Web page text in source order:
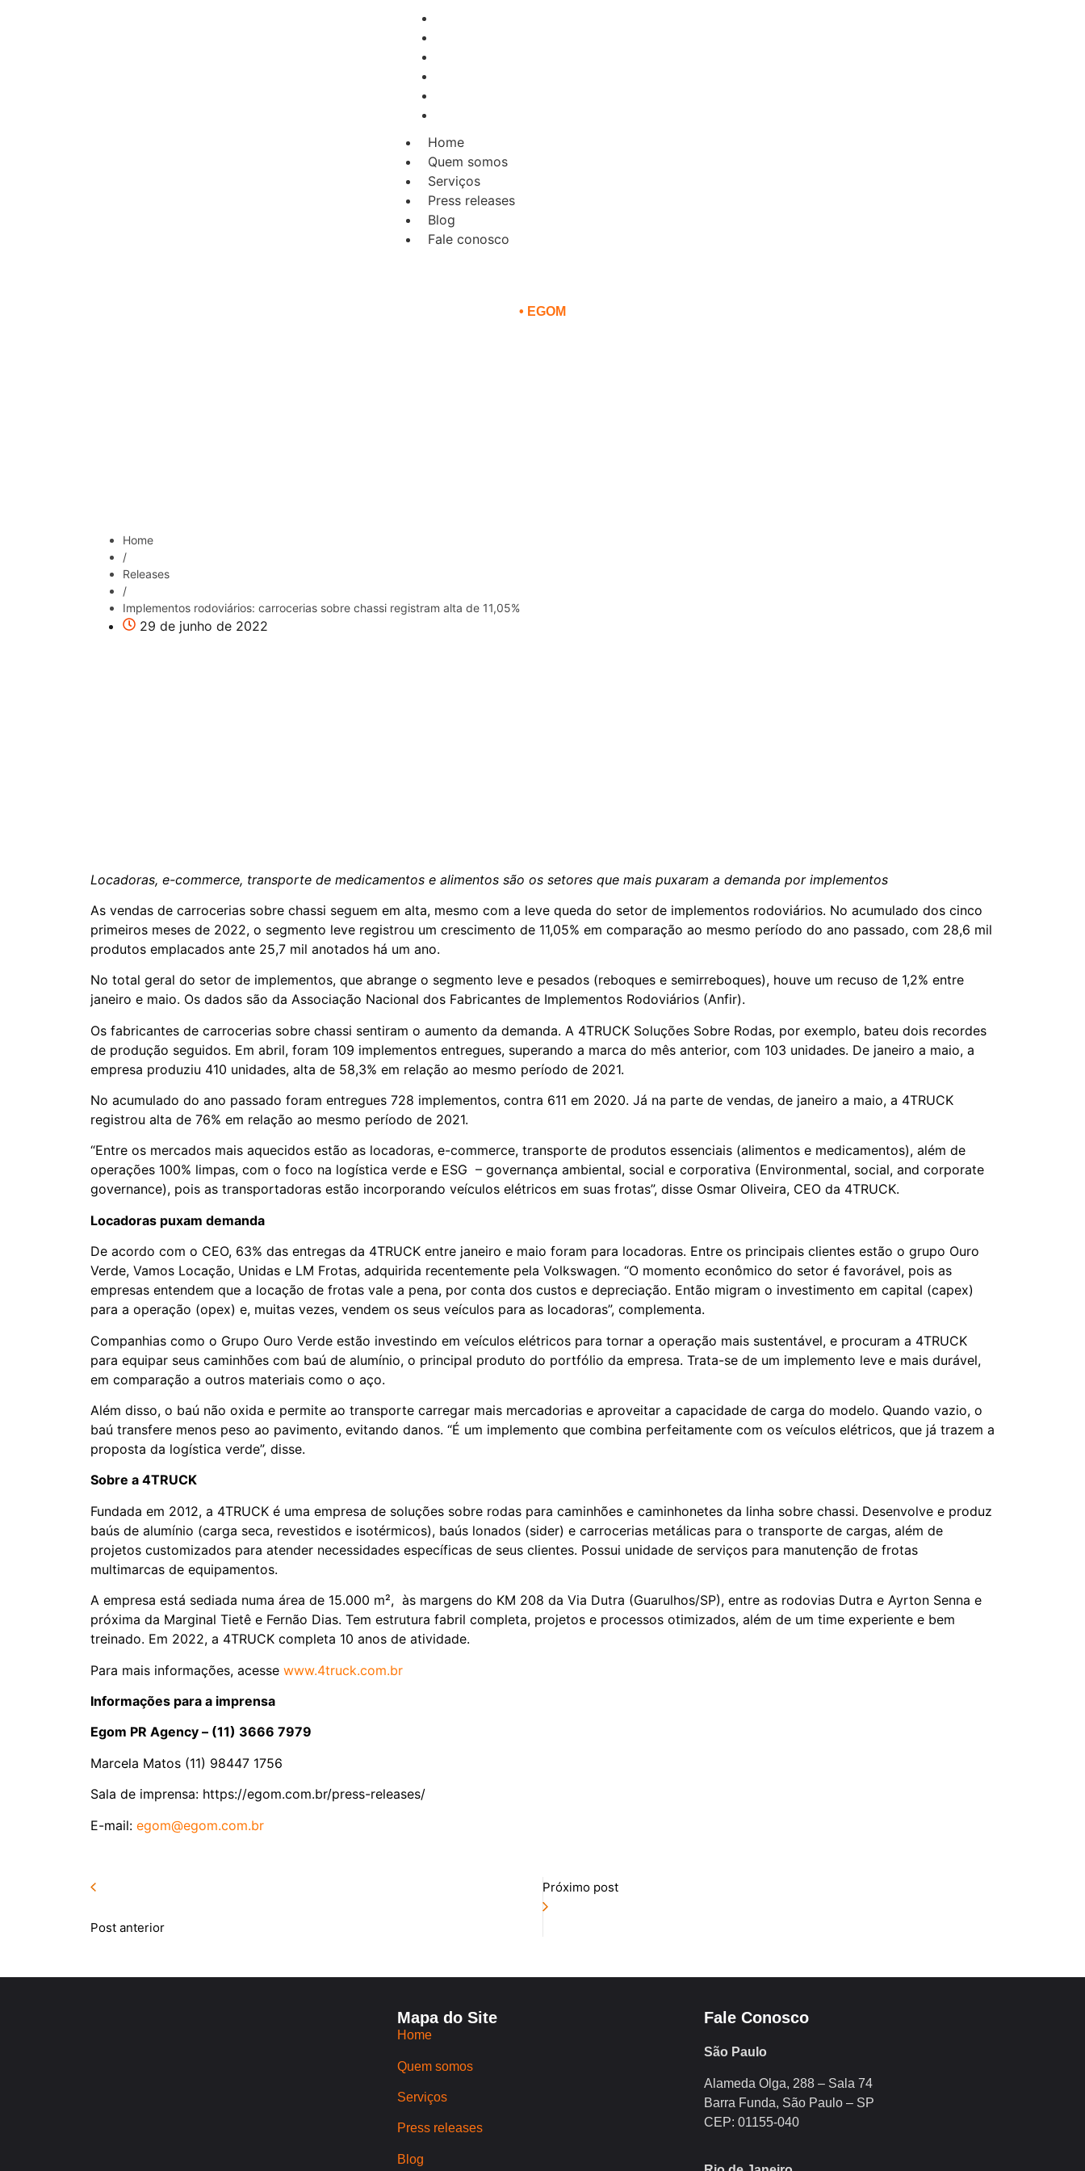
Home
Quem somos
Serviços
Press releases
Blog
Fale conosco
• EGOM
Home
/
Releases
/
Implementos rodoviários: carrocerias sobre chassi registram alta de 11,05%
29 de junho de 2022
Locadoras, e-commerce, transporte de medicamentos e alimentos são os setores que mais puxaram a demanda por implementos
As vendas de carrocerias sobre chassi seguem em alta, mesmo com a leve queda do setor de implementos rodoviários. No acumulado dos cinco
primeiros meses de 2022, o segmento leve registrou um crescimento de 11,05% em comparação ao mesmo período do ano passado, com 28,6 mil
produtos emplacados ante 25,7 mil anotados há um ano.
No total geral do setor de implementos, que abrange o segmento leve e pesados (reboques e semirreboques), houve um recuso de 1,2% entre
janeiro e maio. Os dados são da Associação Nacional dos Fabricantes de Implementos Rodoviários (Anfir).
Os fabricantes de carrocerias sobre chassi sentiram o aumento da demanda. A 4TRUCK Soluções Sobre Rodas, por exemplo, bateu dois recordes
de produção seguidos. Em abril, foram 109 implementos entregues, superando a marca do mês anterior, com 103 unidades. De janeiro a maio, a
empresa produziu 410 unidades, alta de 58,3% em relação ao mesmo período de 2021.
No acumulado do ano passado foram entregues 728 implementos, contra 611 em 2020. Já na parte de vendas, de janeiro a maio, a 4TRUCK
registrou alta de 76% em relação ao mesmo período de 2021.
“Entre os mercados mais aquecidos estão as locadoras, e-commerce, transporte de produtos essenciais (alimentos e medicamentos), além de
operações 100% limpas, com o foco na logística verde e ESG – governança ambiental, social e corporativa (Environmental, social, and corporate
governance), pois as transportadoras estão incorporando veículos elétricos em suas frotas”, disse Osmar Oliveira, CEO da 4TRUCK.
Locadoras puxam demanda
De acordo com o CEO, 63% das entregas da 4TRUCK entre janeiro e maio foram para locadoras. Entre os principais clientes estão o grupo Ouro
Verde, Vamos Locação, Unidas e LM Frotas, adquirida recentemente pela Volkswagen. “O momento econômico do setor é favorável, pois as
empresas entendem que a locação de frotas vale a pena, por conta dos custos e depreciação. Então migram o investimento em capital (capex)
para a operação (opex) e, muitas vezes, vendem os seus veículos para as locadoras”, complementa.
Companhias como o Grupo Ouro Verde estão investindo em veículos elétricos para tornar a operação mais sustentável, e procuram a 4TRUCK
para equipar seus caminhões com baú de alumínio, o principal produto do portfólio da empresa. Trata-se de um implemento leve e mais durável,
em comparação a outros materiais como o aço.
Além disso, o baú não oxida e permite ao transporte carregar mais mercadorias e aproveitar a capacidade de carga do modelo. Quando vazio, o
baú transfere menos peso ao pavimento, evitando danos. “É um implemento que combina perfeitamente com os veículos elétricos, que já trazem a
proposta da logística verde”, disse.
Sobre a 4TRUCK
Fundada em 2012, a 4TRUCK é uma empresa de soluções sobre rodas para caminhões e caminhonetes da linha sobre chassi. Desenvolve e produz
baús de alumínio (carga seca, revestidos e isotérmicos), baús lonados (sider) e carrocerias metálicas para o transporte de cargas, além de
projetos customizados para atender necessidades específicas de seus clientes. Possui unidade de serviços para manutenção de frotas
multimarcas de equipamentos.
A empresa está sediada numa área de 15.000 m², às margens do KM 208 da Via Dutra (Guarulhos/SP), entre as rodovias Dutra e Ayrton Senna e
próxima da Marginal Tietê e Fernão Dias. Tem estrutura fabril completa, projetos e processos otimizados, além de um time experiente e bem
treinado. Em 2022, a 4TRUCK completa 10 anos de atividade.
Para mais informações, acesse www.4truck.com.br
Informações para a imprensa
Egom PR Agency – (11) 3666 7979
Marcela Matos (11) 98447 1756
Sala de imprensa: https://egom.com.br/press-releases/
E-mail: egom@egom.com.br
Post anterior
Próximo post
Mapa do Site
Home
Quem somos
Serviços
Press releases
Blog
Fale Conosco
São Paulo
Alameda Olga, 288 – Sala 74
Barra Funda, São Paulo – SP
CEP: 01155-040